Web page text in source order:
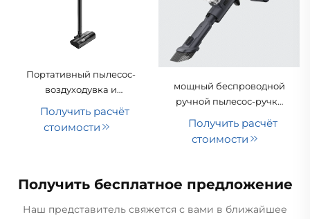
Портативный пылесос-
воздуходувка и
всасывающий
карандаш V1
Получить расчёт
стоимости
мощный беспроводной
ручной пылесос-ручка
бесщеточным
соскабливания пыли
Получить расчёт
стоимости
Получить бесплатное предложение
Наш представитель свяжется с вами в ближайшее